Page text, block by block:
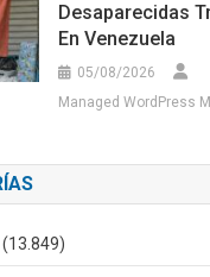
Desaparecidas
En Venezuela
05/08/2026
Managed WordPress
(13.849)